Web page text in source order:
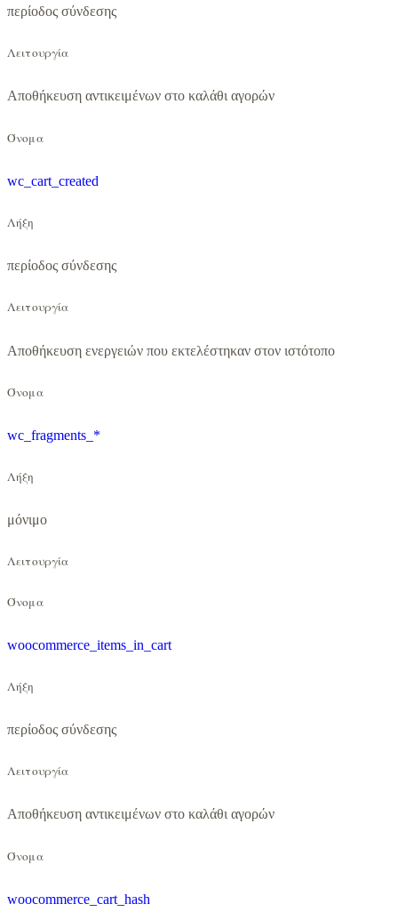
περίοδος σύνδεσης
Λειτουργία
Αποθήκευση αντικειμένων στο καλάθι αγορών
Όνομα
wc_cart_created
Λήξη
περίοδος σύνδεσης
Λειτουργία
Αποθήκευση ενεργειών που εκτελέστηκαν στον ιστότοπο
Όνομα
wc_fragments_*
Λήξη
μόνιμο
Λειτουργία
Όνομα
woocommerce_items_in_cart
Λήξη
περίοδος σύνδεσης
Λειτουργία
Αποθήκευση αντικειμένων στο καλάθι αγορών
Όνομα
woocommerce_cart_hash